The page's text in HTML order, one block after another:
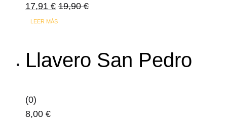
17,91 € 19,90€
LEER MÁS
Llavero San Pedro
(0)
8,00 €